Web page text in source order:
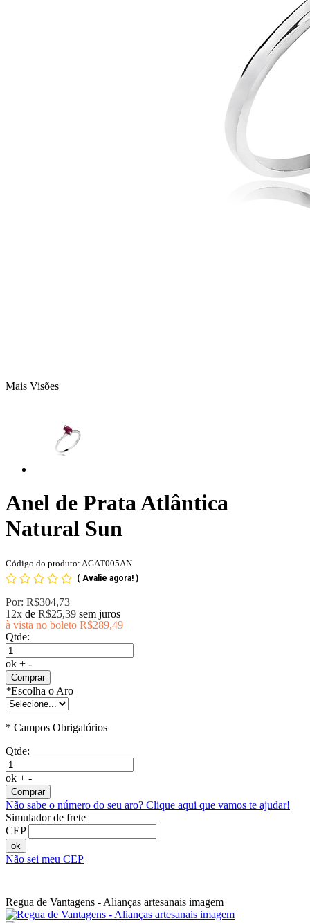
Mais Visões
Anel de Prata Atlântica
Natural Sun
Código do produto: AGAT005AN
( Avalie agora! )
Por: R$304,73
12x de R$25,39 sem juros
à vista no boleto R$289,49
Qtde:
ok + -
Comprar
*Escolha o Aro
* Campos Obrigatórios
Qtde:
ok + -
Comprar
Não sabe o número do seu aro? Clique aqui que vamos te ajudar!
Simulador de frete
CEP
ok
Não sei meu CEP
Regua de Vantagens - Alianças artesanais imagem